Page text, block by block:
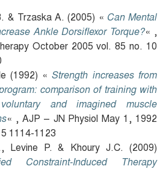
& Trzaska A. (2005) « Can Mental
Ankle Dorsiflexor Torque?« ,
October 2005 vol. 85 no. 10
(1992) «Strength increases from
comparison of training with
and imagined muscle
« , AJP – JN Physiol May 1, 1992
1114-1123
Levine P. & Khoury J.C. (2009)
Constraint-Induced Therapy